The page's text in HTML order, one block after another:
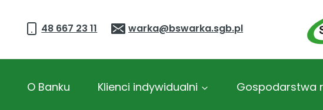
48 667 23 11 warka@bswarka.sgb.pl
O Banku Klienci indywidualni Gospodarstwa